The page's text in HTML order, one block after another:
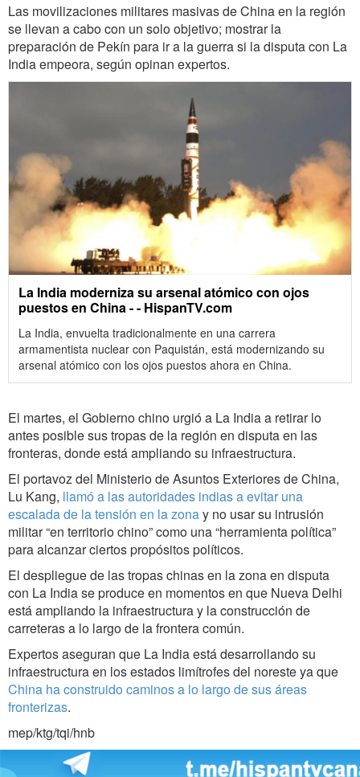
Las movilizaciones militares masivas de China en la región
se llevan a cabo con un solo objetivo; mostrar la
preparación de Pekín para ir a la guerra si la disputa con La
India empeora, según opinan expertos.
La India moderniza su arsenal atómico con ojos
puestos en China - - HispanTV.com
La India, envuelta tradicionalmente en una carrera
armamentista nuclear con Paquistán, está modernizando su
arsenal atómico con los ojos puestos ahora en China.
El martes, el Gobierno chino urgió a La India a retirar lo
antes posible sus tropas de la región en disputa en las
fronteras, donde está ampliando su infraestructura.
El portavoz del Ministerio de Asuntos Exteriores de China,
Lu Kang, llamó a las autoridades indias a evitar una
escalada de la tensión en la zonay no usar su intrusión
militar “en territorio chino” como una “herramienta política”
para alcanzar ciertos propósitos políticos.
El despliegue de las tropas chinas en la zona en disputa
con La India se produce en momentos en que Nueva Delhi
está ampliando la infraestructura y la construcción de
carreteras a lo largo de la frontera común.
Expertos aseguran que La India está desarrollando su
infraestructura en los estados limítrofes del noreste ya que
China ha construido caminos a lo largo de sus áreas
fronterizas.
mep/ktg/tqi/hnb